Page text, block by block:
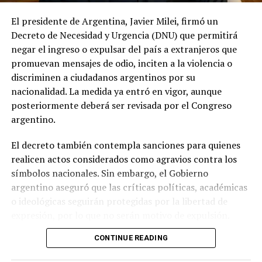
El presidente de Argentina, Javier Milei, firmó un
Decreto de Necesidad y Urgencia (DNU) que permitirá
negar el ingreso o expulsar del país a extranjeros que
promuevan mensajes de odio, inciten a la violencia o
discriminen a ciudadanos argentinos por su
nacionalidad. La medida ya entró en vigor, aunque
posteriormente deberá ser revisada por el Congreso
argentino.
El decreto también contempla sanciones para quienes
realicen actos considerados como agravios contra los
símbolos nacionales. Sin embargo, el Gobierno
argentino aseguró que las críticas políticas, académicas
o ideológicas seguirán protegidas por la libertad de
Milei justificó la decisión al señalar que existe una
CONTINUE READING